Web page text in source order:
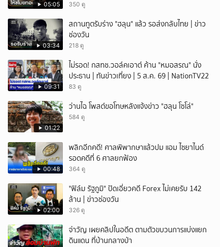
05:05 350 ดู
03:34
สถานทูตรับร่าง "ฮลุน" แล้ว รอส่งกลับไทย | ข่าว
ช่องวัน
218 ดู
09:31
ไม่รอด! กสทช.วอล์คเอาต์ ค้าน "หมอสรณ" นั่ง
ประธาน | ทันข่าวเที่ยง | 5 ส.ค. 69 | NationTV22
83 ดู
01:22
ว่านไฉ โพสต์ขอโทษหลังแจ้งข่าว "ฮลุน โซโล่"
584 ดู
00:48
พลิกอีกคดี! ศาลพิพากษาแล้วปม แอม ไซยาไนด์
รอดคดีที่ 6 ศาลยกฟ้อง
364 ดู
02:00
"ฟิล์ม รัฐภูมิ" ปัดเอี่ยวคดี Forex ไม่เคยรับ 142
ล้าน | ข่าวช่องวัน
326 ดู
จ่าวัญ เผยคลิปในอดีต ตามตัวขบวนการแบ่งแยก
ดินแดน ที่บ้านกลางป่า